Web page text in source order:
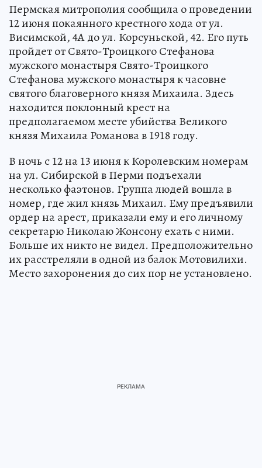
Пермская митрополия сообщила о проведении
12 июня покаянного крестного хода от ул.
Висимской, 4А до ул. Корсуньской, 42. Его путь
пройдет от Свято-Троицкого Стефанова
мужского монастыря Свято-Троицкого
Стефанова мужского монастыря к часовне
святого благоверного князя Михаила. Здесь
находится поклонный крест на
предполагаемом месте убийства Великого
князя Михаила Романова в 1918 году.
В ночь с 12 на 13 июня к Королевским номерам
на ул. Сибирской в Перми подъехали
несколько фаэтонов. Группа людей вошла в
номер, где жил князь Михаил. Ему предъявили
ордер на арест, приказали ему и его личному
секретарю Николаю Жонсону ехать с ними.
Больше их никто не видел. Предположительно
их расстреляли в одной из балок Мотовилихи.
Место захоронения до сих пор не установлено.